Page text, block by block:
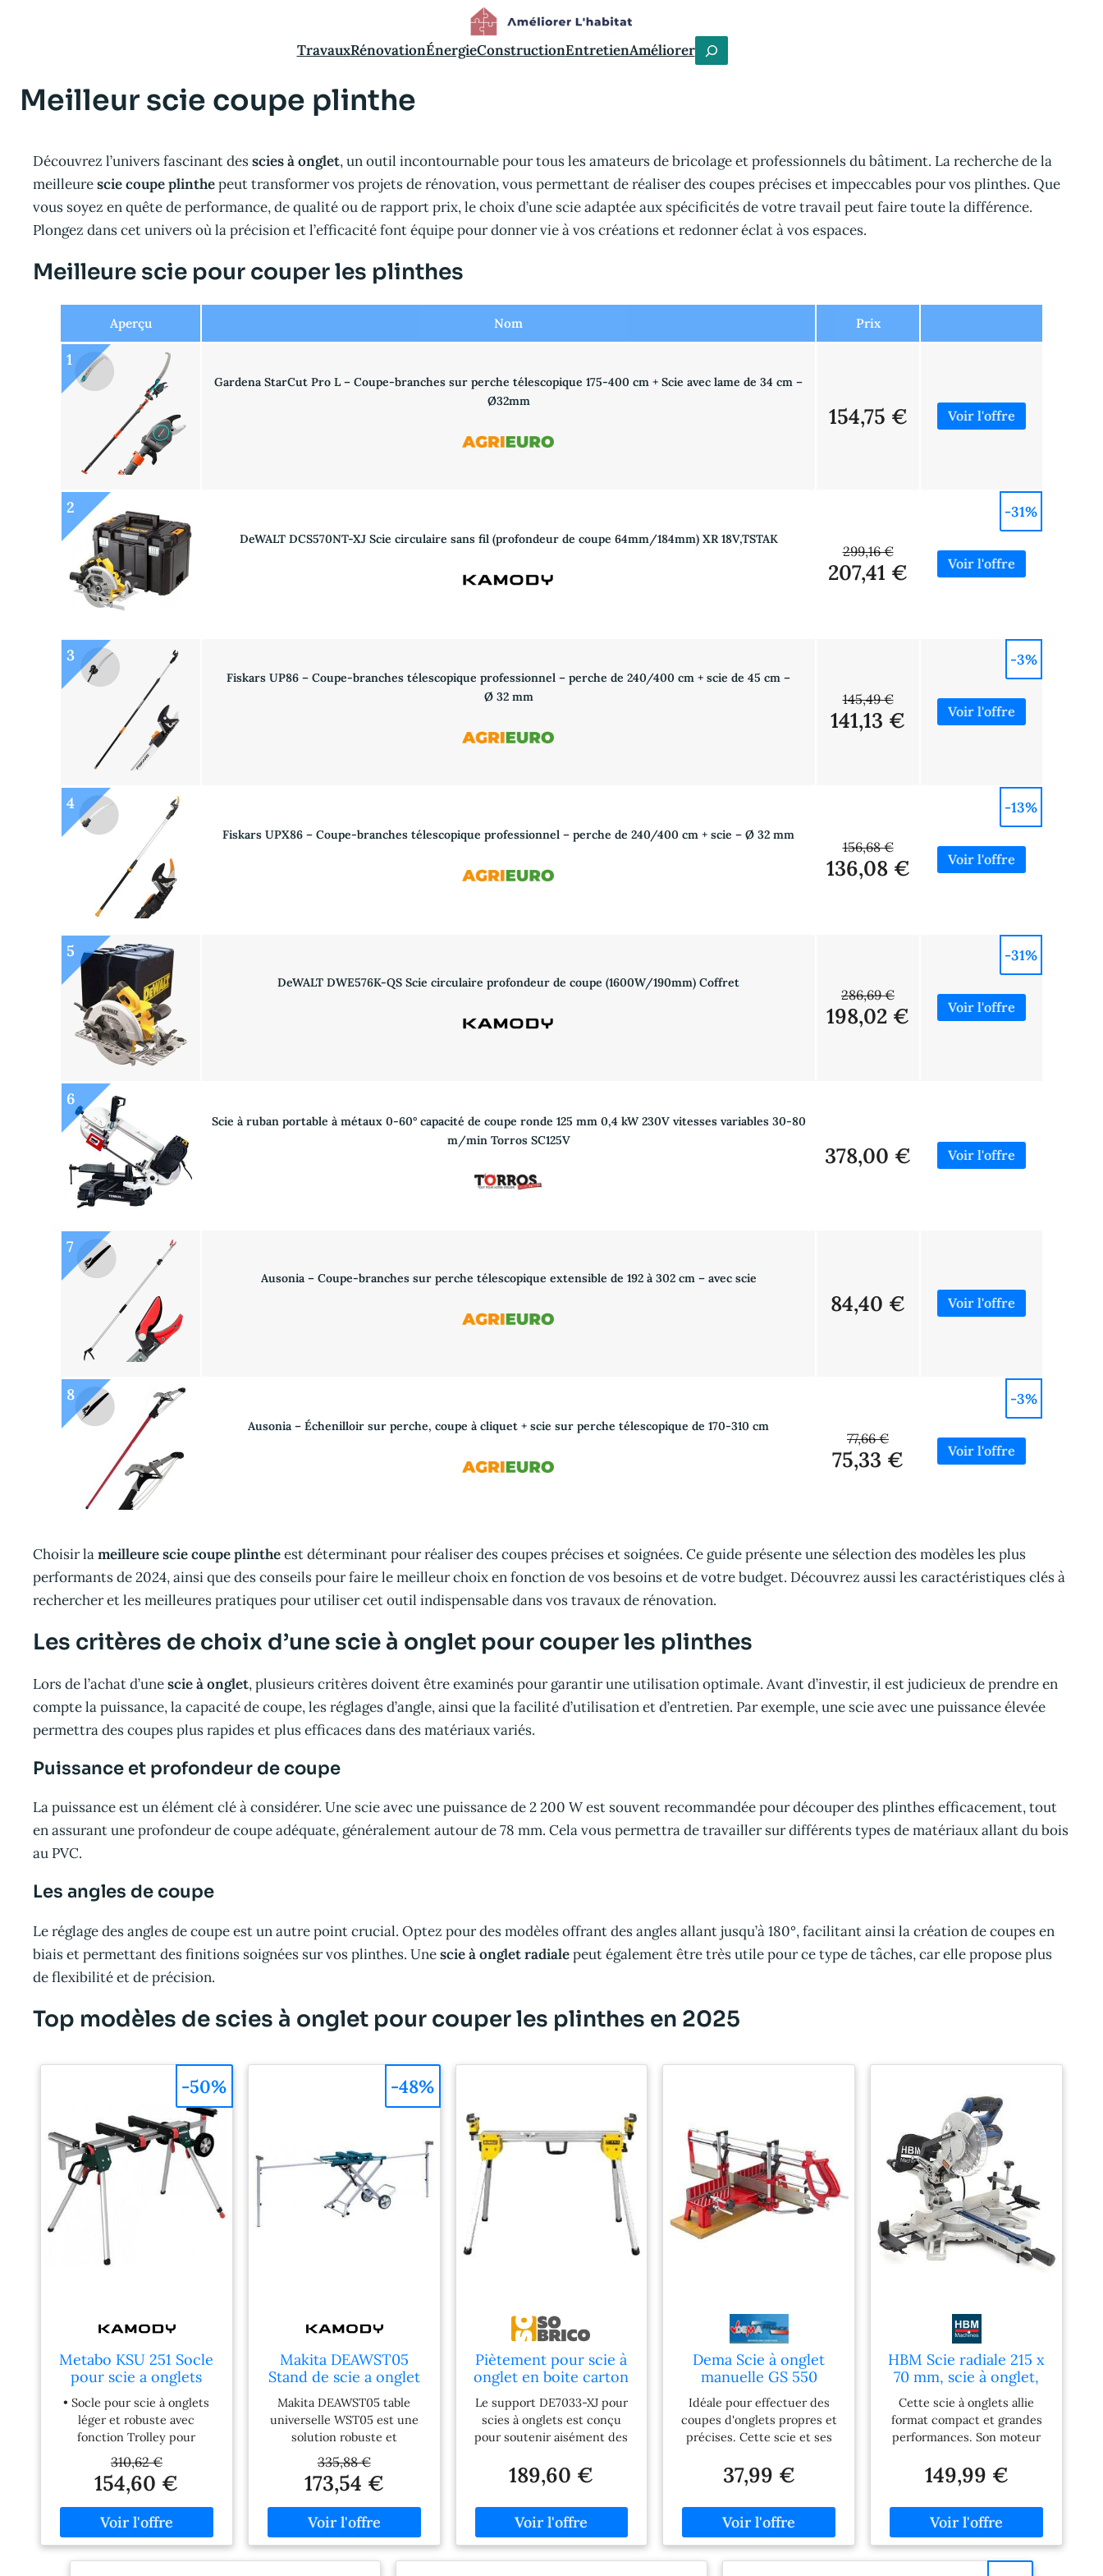
TravauxRénovationÉnergieConstructionEntretienAméliorerC
h
h
e
r
Meilleur scie coupe plinthe
Découvrez l’univers fascinant desscies à onglet, un outil incontournable pour tous les amateurs de bricolage et professionnels du bâtiment. La recherche de la
meilleurescie coupe plinthepeut transformer vos projets de rénovation, vous permettant de réaliser des coupes précises et impeccables pour vos plinthes. Que
vous soyez en quête de performance, de qualité ou de rapport prix, le choix d’une scie adaptée aux spécificités de votre travail peut faire toute la différence.
Plongez dans cet univers où la précision et l’efficacité font équipe pour donner vie à vos créations et redonner éclat à vos espaces.
Meilleure scie pour couper les plinthes
Aperçu Nom Prix
1
Gardena StarCut Pro L – Coupe-branches sur perche télescopique 175-400 cm + Scie avec lame de 34 cm –
Ø32mm
154,75 €
2
DeWALT DCS570NT-XJ Scie circulaire sans fil (profondeur de coupe 64mm/184mm) XR 18V,TSTAK
299,16 €
207,41 €
-31%
3
Fiskars UP86 – Coupe-branches télescopique professionnel – perche de 240/400 cm + scie de 45 cm –
Ø 32 mm
145,49 €
141,13 €
-3%
4
Fiskars UPX86 – Coupe-branches télescopique professionnel – perche de 240/400 cm + scie – Ø 32 mm
156,68 €
136,08 €
-13%
5
DeWALT DWE576K-QS Scie circulaire profondeur de coupe (1600W/190mm) Coffret
286,69 €
198,02 €
-31%
6
Scie à ruban portable à métaux 0-60° capacité de coupe ronde 125 mm 0,4 kW 230V vitesses variables 30-80
m/min Torros SC125V
378,00 €
7
Ausonia – Coupe-branches sur perche télescopique extensible de 192 à 302 cm – avec scie
84,40 €
8
Ausonia – Échenilloir sur perche, coupe à cliquet + scie sur perche télescopique de 170-310 cm
77,66 €
75,33 €
-3%
Choisir lameilleure scie coupe plintheest déterminant pour réaliser des coupes précises et soignées. Ce guide présente une sélection des modèles les plus
performants de 2024, ainsi que des conseils pour faire le meilleur choix en fonction de vos besoins et de votre budget. Découvrez aussi les caractéristiques clés à
rechercher et les meilleures pratiques pour utiliser cet outil indispensable dans vos travaux de rénovation.
Les critères de choix d’une scie à onglet pour couper les plinthes
Lors de l’achat d’unescie à onglet, plusieurs critères doivent être examinés pour garantir une utilisation optimale. Avant d’investir, il est judicieux de prendre en
compte la puissance, la capacité de coupe, les réglages d’angle, ainsi que la facilité d’utilisation et d’entretien. Par exemple, une scie avec une puissance élevée
permettra des coupes plus rapides et plus efficaces dans des matériaux variés.
Puissance et profondeur de coupe
La puissance est un élément clé à considérer. Une scie avec une puissance de 2 200 W est souvent recommandée pour découper des plinthes efficacement, tout
en assurant une profondeur de coupe adéquate, généralement autour de 78 mm. Cela vous permettra de travailler sur différents types de matériaux allant du bois
au PVC.
Les angles de coupe
Le réglage des angles de coupe est un autre point crucial. Optez pour des modèles offrant des angles allant jusqu’à 180°, facilitant ainsi la création de coupes en
biais et permettant des finitions soignées sur vos plinthes. Unescie à onglet radialepeut également être très utile pour ce type de tâches, car elle propose plus
de flexibilité et de précision.
Top modèles de scies à onglet pour couper les plinthes en 2025
Metabo KSU 251 Socle
pour scie a onglets
629005000
• Socle pour scie à onglets
léger et robuste avec
fonction Trolley pour
l'utilisation mobile avec
même avec la scie montée •
Rapidement prêt à l'emploi
grâce aux pieds
verrouillables et à la
possibilité de réglage pour
plus de stabilité • Supports
310,62 €
154,60 €
-50%
Makita DEAWST05
Stand de scie a onglet
WST05
Makita DEAWST05 table
universelle WST05 est une
solution robuste et
polyvalente pour les scies a
onglet et les scies sur table.
Elle offre une excellente
stabilité et facilite la
découpe de pieces longues
en atelier comme sur
chantier. Son principal atout
335,88 €
173,54 €
-48%
Piètement pour scie à
onglet en boite carton
DEWALT DE7033-XJ
Le support DE7033-XJ pour
scies à onglets est conçu
pour soutenir aisément des
offrant ainsi une solution
idéale pour les travaux
encombrants. Il assure une
flexibilité exceptionnelle
lors des opérations de
découpe avec une scie à
189,60 €
Dema Scie à onglet
manuelle GS 550
Idéale pour effectuer des
coupes d'onglets propres et
précises. Cette scie et ses
réglage ravira les bricoleurs
amateurs tout comme les
professionnels.
37,99 €
HBM Scie radiale 215 x
70 mm, scie à onglet,
scie sur table avec
laser
Cette scie à onglets allie
format compact et grandes
performances. Son moteur
de coupe de 70 mm et sa
largeur de 305 mm
montrent qu’aucun
compromis n’a été fait. Les
dimensions réduites et le
très faible poids facilitent le
149,99 €